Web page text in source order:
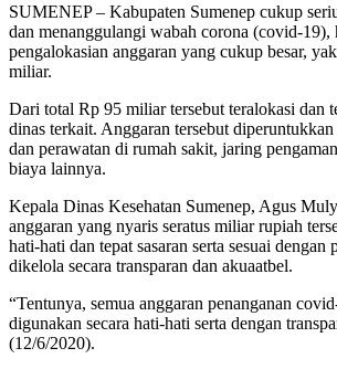
SUMENEP – Kabupaten Sumenep cukup
dan menanggulangi wabah corona (covid-19),
pengalokasian anggaran yang cukup besar,
miliar.
Dari total Rp 95 miliar tersebut teralokasi dan
dinas terkait. Anggaran tersebut
dan perawatan di rumah sakit, jaring
biaya lainnya.
Kepala Dinas Kesehatan Sumenep, Agus
anggaran yang nyaris seratus miliar rupiah
hati-hati dan tepat sasaran serta sesuai dengan
dikelola secara transparan dan akuaatbel.
“Tentunya, semua anggaran penanganan
digunakan secara hati-hati serta dengan
(12/6/2020).